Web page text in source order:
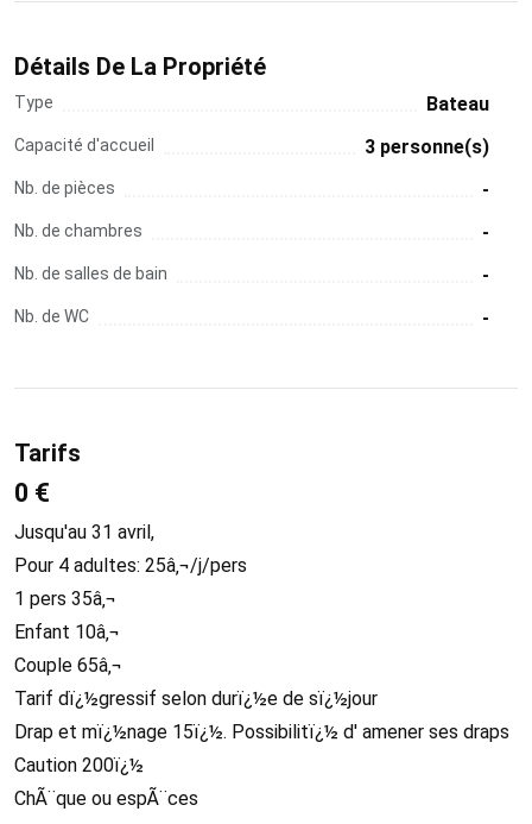
Détails De La Propriété
Type Bateau
Capacité d'accueil 3 personne(s)
Nb. de pièces -
Nb. de chambres -
Nb. de salles de bain -
Nb. de WC -
Tarifs
0 €
Jusqu'au 31 avril,
Pour 4 adultes: 25â‚¬/j/pers
1 pers 35â‚¬
Enfant 10â‚¬
Couple 65â‚¬
Tarif dï¿½gressif selon durï¿½e de sï¿½jour
Drap et mï¿½nage 15ï¿½. Possibilitï¿½ d' amener ses draps
Caution 200ï¿½
ChÃ¨que ou espÃ¨ces